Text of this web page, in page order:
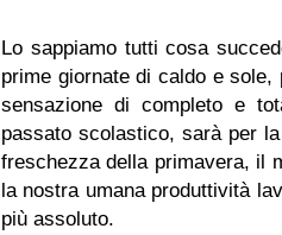
Lo sappiamo tutti cosa
prime giornate di caldo e
sensazione di completo e
passato scolastico, sarà per
freschezza della primavera, il
la nostra umana produttività
più assoluto.